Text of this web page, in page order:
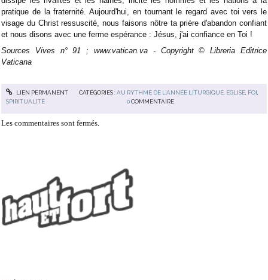
pratique de la fraternité. Aujourd'hui, en tournant le regard avec toi vers le
visage du Christ ressuscité, nous faisons nôtre ta prière d'abandon confiant
et nous disons avec une ferme espérance : Jésus, j'ai confiance en Toi !
Sources Vives n° 91 ; www.vatican.va - Copyright © Libreria Editrice
Vaticana
LIEN PERMANENT CATÉGORIES :AU RYTHME DE L'ANNÉE LITURGIQUE, EGLISE, FOI
SPIRITUALITÉ
0 COMMENTAIRE
Les commentaires sont fermés.